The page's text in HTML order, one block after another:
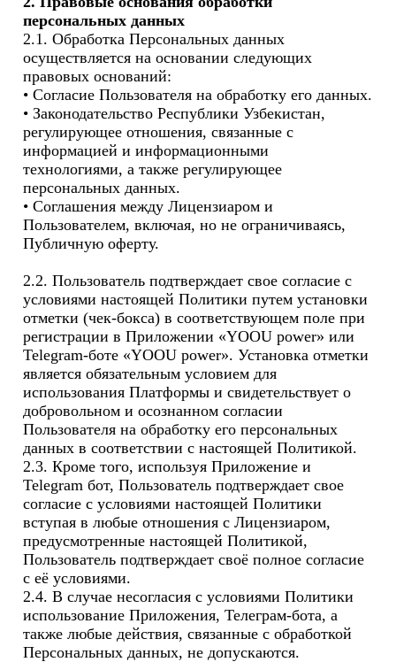
персональных данных
2.1. Обработка Персональных данных
осуществляется на основании следующих
правовых оснований:
• Согласие Пользователя на обработку его данных.
• Законодательство Республики Узбекистан,
регулирующее отношения, связанные с
информацией и информационными
технологиями, а также регулирующее
персональных данных.
• Соглашения между Лицензиаром и
Пользователем, включая, но не ограничиваясь,
Публичную оферту.
2.2. Пользователь подтверждает свое согласие с
условиями настоящей Политики путем установки
отметки (чек-бокса) в соответствующем поле при
регистрации в Приложении «YOOU power» или
Telegram-боте «YOOU power». Установка отметки
является обязательным условием для
использования Платформы и свидетельствует о
добровольном и осознанном согласии
Пользователя на обработку его персональных
данных в соответствии с настоящей Политикой.
2.3. Кроме того, используя Приложение и
Telegram бот, Пользователь подтверждает свое
согласие с условиями настоящей Политики
вступая в любые отношения с Лицензиаром,
предусмотренные настоящей Политикой,
Пользователь подтверждает своё полное согласие
с её условиями.
2.4. В случае несогласия с условиями Политики
использование Приложения, Телеграм-бота, а
также любые действия, связанные с обработкой
Персональных данных, не допускаются.